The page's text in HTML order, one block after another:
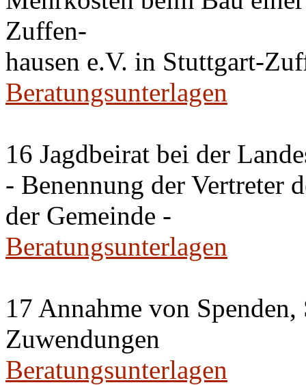
Zuffen-
hausen e.V. in Stuttgart-
Beratungsunterlagen
16 Jagdbeirat bei der
- Benennung der Vertreter
der Gemeinde -
Beratungsunterlagen
17 Annahme von
Zuwendungen
Beratungsunterlagen